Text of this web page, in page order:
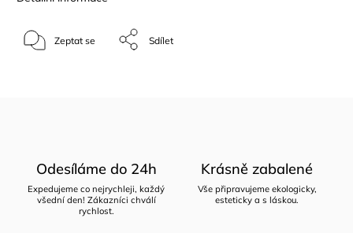
Zeptat se Sdílet
Odesíláme do 24h
Expedujeme co nejrychleji, každý
všední den! Zákazníci chválí
rychlost.
Krásně zabalené
Vše připravujeme ekologicky,
esteticky a s láskou.